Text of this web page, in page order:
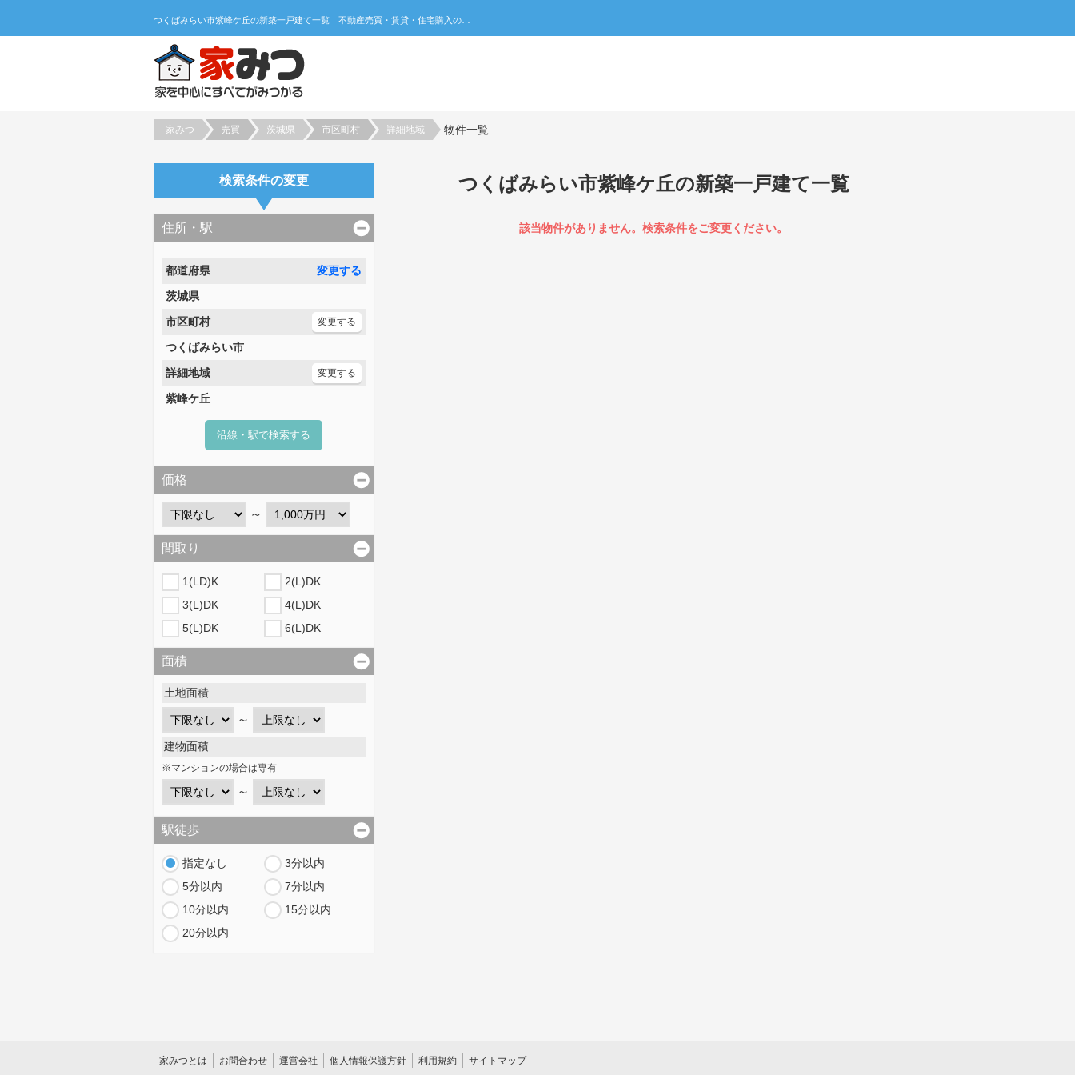
家みつ 売買 茨城県 市区町村 詳細地域 物件一覧
検索条件の変更
住所・駅
都道府県
変更する
茨城県
市区町村
変更する
つくばみらい市
詳細地域
変更する
紫峰ケ丘
沿線・駅で検索する
価格
～
間取り
1(LD)K
2(L)DK
3(L)DK
4(L)DK
5(L)DK
6(L)DK
面積
土地面積
～
建物面積
※マンションの場合は専有
～
駅徒歩
指定なし
3分以内
5分以内
7分以内
10分以内
15分以内
20分以内
つくばみらい市紫峰ケ丘の新築一戸建て一覧
該当物件がありません。検索条件をご変更ください。
家みつとは お問合わせ 運営会社 個人情報保護方針 利用規約 サイトマップ